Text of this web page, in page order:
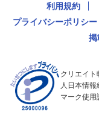
利用規約
プライバシーポリシー
掲
クリエイ
人日本情
マーク使用